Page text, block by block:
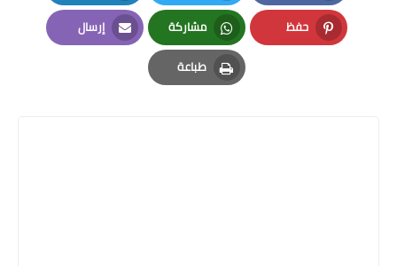
Facebook
Twitter
LinkedIn
حفظ
Pinterest
مشاركة
Whatsapp
إرسال
Email
طباعة
Print